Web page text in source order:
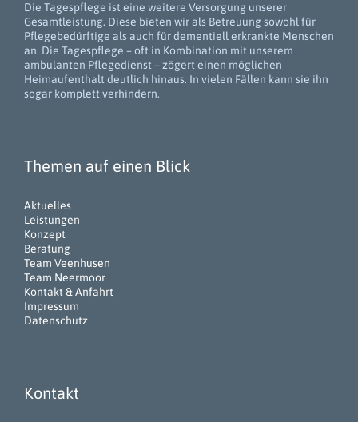
Die Tagespflege ist eine weitere Versorgung unserer
Gesamtleistung. Diese bieten wir als Betreuung sowohl für
Pflegebedürftige als auch für dementiell erkrankte Menschen
an. Die Tagespflege – oft in Kombination mit unserem
ambulanten Pflegedienst – zögert einen möglichen
Heimaufenthalt deutlich hinaus. In vielen Fällen kann sie ihn
sogar komplett verhindern.
Themen auf einen Blick
Aktuelles
Leistungen
Konzept
Beratung
Team Veenhusen
Team Neermoor
Kontakt & Anfahrt
Impressum
Datenschutz
Kontakt